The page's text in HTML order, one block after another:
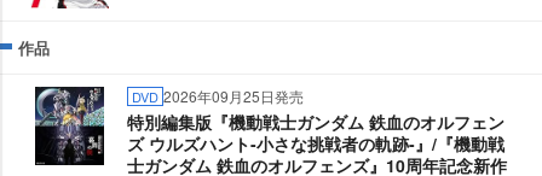
作品
DVD 2026年09月25日発売
特別編集版『機動戦士ガンダム 鉄血のオルフェン
ズ ウルズハント-小さな挑戦者の軌跡-』/『機動戦
士ガンダム 鉄血のオルフェンズ』10周年記念新作